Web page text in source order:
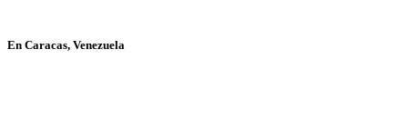
En Caracas, Venezuela